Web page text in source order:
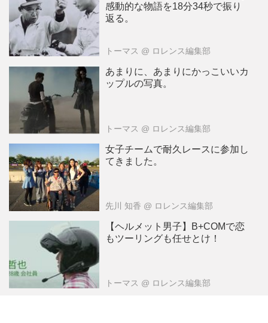
感動的な物語を18分34秒で振り
返る。
トーマス @ ロレンス編集部
あまりに、あまりにかっこいいカ
ップルの写真。
トーマス @ ロレンス編集部
女子チームで耐久レースに参加し
てきました。
先川 知香 @ ロレンス編集部
【ヘルメット男子】B+COMで恋
もツーリングも任せとけ！
トーマス @ ロレンス編集部